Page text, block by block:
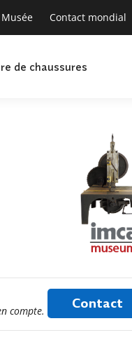
Musée Contact mondial
de chaussures
compte.
Contact